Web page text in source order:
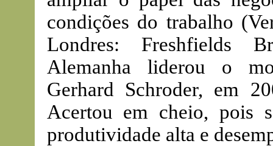
condições do trabalho
Londres: Freshfields
Alemanha liderou o
Gerhard Schroder, em
Acertou em cheio, pois
produtividade alta e